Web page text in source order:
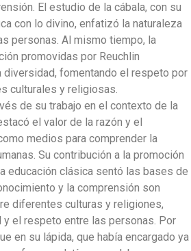
El estudio de la cábala, con su
con lo divino, enfatizó la naturaleza
personas. Al mismo tiempo, la
promovidas por Reuchlin
diversidad, fomentando el respeto por
culturales y religiosas.
de su trabajo en el contexto de la
el valor de la razón y el
medios para comprender la
Su contribución a la promoción
educación clásica sentó las bases de
y la comprensión son
diferentes culturas y religiones,
y el respeto entre las personas. Por
en su lápida, que había encargado ya